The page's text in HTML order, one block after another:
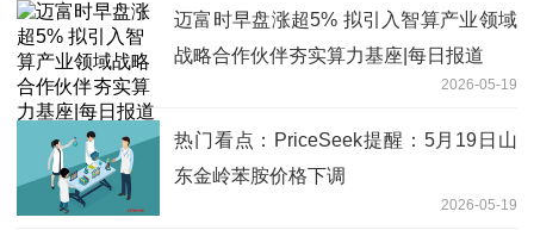
迈富时早盘涨超5% 拟引入智算产业领域
战略合作伙伴夯实算力基座|每日报道
2026-05-19
热门看点：PriceSeek提醒：5月19日山
东金岭苯胺价格下调
2026-05-19